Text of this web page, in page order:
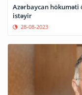
Azərbaycan hökuməti
istəyir
28-08-2023